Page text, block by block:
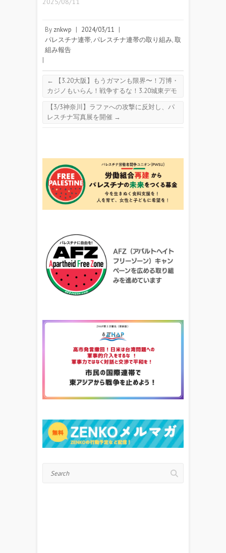
By znkwp | 2024/03/11 |
パレスチナ連帯,パレスチナ連帯の取り組み,取
組み報告
|
←
【3.20大阪】もうガマンも限界〜！万博・
カジノもいらん！戦争するな！3.20城東デモ
【3/3神奈川】ラファへの攻撃に反対し、パ
レスチナ写真展を開催 →